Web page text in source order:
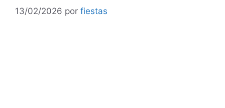
13/02/2026 por fiestas